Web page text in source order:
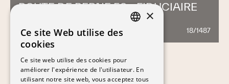
ROUTE DE BERNE 52 - FIDUCIAIRE
648 18/1487
×
Ce site Web utilise des
cookies
Ce site web utilise des cookies pour
améliorer l'expérience de l'utilisateur. En
utilisant notre site web, vous acceptez tous